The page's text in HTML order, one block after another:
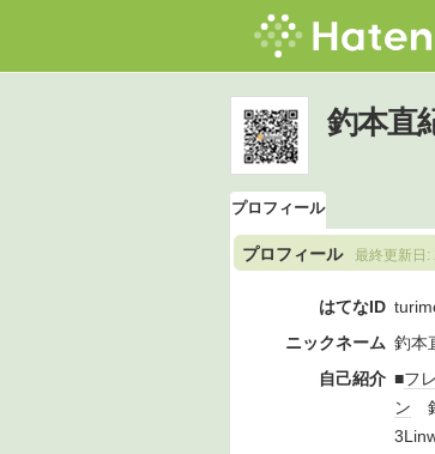
釣本直
プロフィール
プロフィール 最終更新日:
はてなID
ニックネーム 釣本
自己紹介 ■フ
ン